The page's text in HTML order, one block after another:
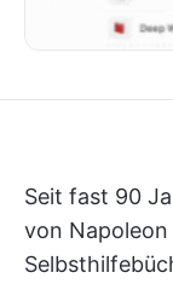
Seit fast 90
von Napoleon